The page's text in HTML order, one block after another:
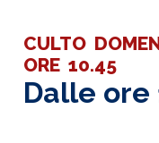
CULTO
ORE 10.45
Dalle ore